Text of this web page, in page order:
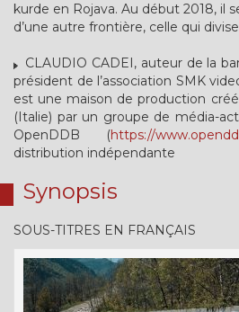
kurde en Rojava. Au début 2018, il
d’une autre frontière, celle qui
CLAUDIO CADEI, auteur de la
président de l’association SMK
est une maison de production
(Italie) par un groupe de média-
OpenDDB (https://
distribution indépendante
Synopsis
SOUS-TITRES EN FRANÇAIS